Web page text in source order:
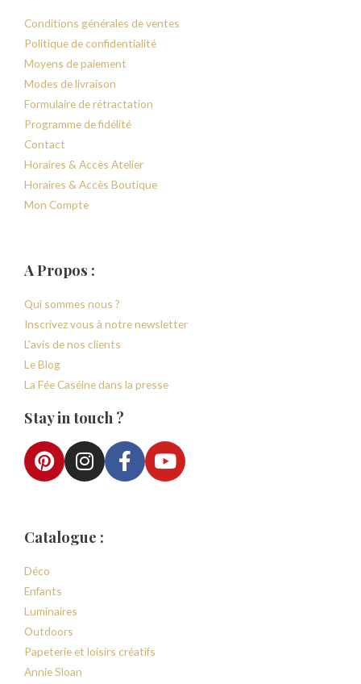
Conditions générales de ventes
Politique de confidentialité
Moyens de paiement
Modes de livraison
Formulaire de rétractation
Programme de fidélité
Contact
Horaires & Accès Atelier
Horaires & Accès Boutique
Mon Compte
A Propos :
Qui sommes nous ?
Inscrivez vous à notre newsletter
L'avis de nos clients
Le Blog
La Fée Caséine dans la presse
Stay in touch ?
Catalogue :
Déco
Enfants
Luminaires
Outdoors
Papeterie et loisirs créatifs
Annie Sloan